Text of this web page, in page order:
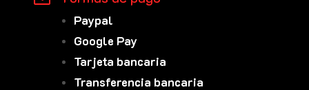
Paypal
Google Pay
Tarjeta bancaria
Transferencia bancaria